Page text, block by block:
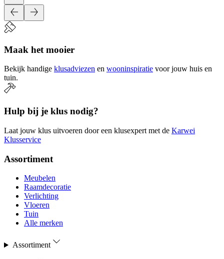
Maak het mooier
Bekijk handige klusadviezen en wooninspiratie voor jouw huis en
tuin.
Hulp bij je klus nodig?
Laat jouw klus uitvoeren door een klusexpert met de Karwei
Klusservice
Assortiment
Meubelen
Raamdecoratie
Verlichting
Vloeren
Tuin
Alle merken
Assortiment